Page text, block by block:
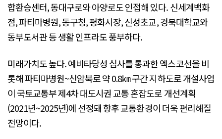
합환승센터, 동대구로와 아양로도 인접해 있다. 신세계백화
점, 파티마병원, 동구청, 평화시장, 신성초교, 경북대학교와
동부도서관 등 생활 인프라도 풍부하다.
미래가치도 높다. 예비타당성 심사를 통과한 엑스코선을 비
롯해 파티마병원~신암북로 약 0.8㎞ 구간 지하도로 개설사업
이 국토교통부 제4차 대도시권 교통 혼잡도로 개선계획
(2021년~2025년)에 선정돼 향후 교통환경이 더욱 편리해질
전망이다.